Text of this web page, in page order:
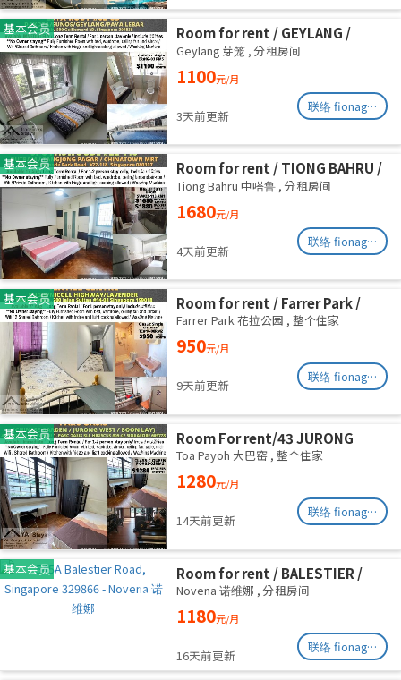
基本会员
Room for rent / GEYLANG /
Common room / 1pax stay /
Available Immediately
Geylang 芽笼 , 分租房间
1100元/月
3天前更新
联络 fionag@transinex.com.sg
基本会员
Room for rent / TIONG BAHRU /
Master room / 1pax stay /
Available 17 August
Tiong Bahru 中嗒鲁 , 分租房间
1680元/月
4天前更新
联络 fionag@transinex.com.sg
基本会员
Room for rent / Farrer Park /
Serangoon / Common room /
1pax stay / Available 27 Aug
Farrer Park 花拉公园 , 整个住家
950元/月
9天前更新
联络 fionag@transinex.com.sg
基本会员
Room For rent/43 JURONG
EAST AVENUE 1, PARC OASIS
BLK HIBISCUS 60977
Road/commen /for 1pax/
Available Immediate
Toa Payoh 大巴窑 , 整个住家
1280元/月
14天前更新
联络 fionag@transinex.com.sg
基本会员
Room for rent / BALESTIER /
NOVENA / Common room / 1pax
stay / Available immediate
Novena 诺维娜 , 分租房间
1180元/月
16天前更新
联络 fionag@transinex.com.sg